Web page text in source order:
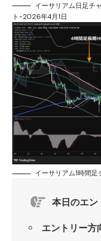
イーサリアム日足チ
ト-2026年4月1日
イーサリアム1時間
本日のエン
エントリー方